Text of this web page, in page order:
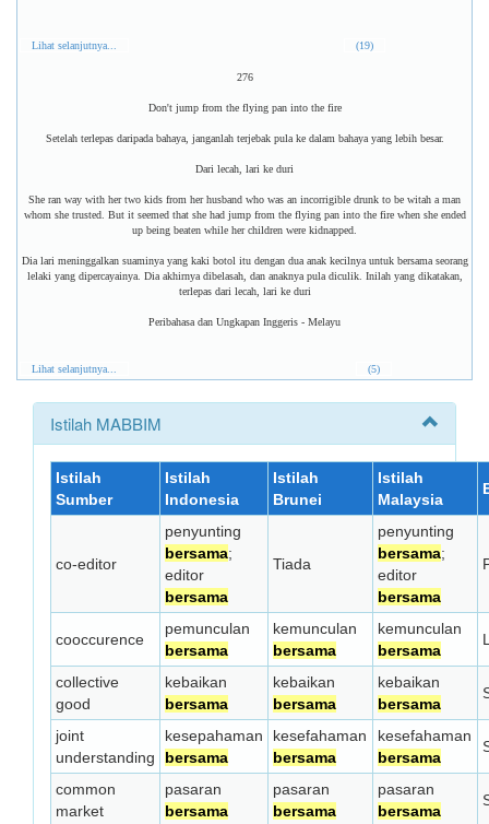
Lihat selanjutnya... (19)
276
Don't jump from the flying pan into the fire
Setelah terlepas daripada bahaya, janganlah terjebak pula ke dalam bahaya yang lebih besar.
Dari lecah, lari ke duri
She ran way with her two kids from her husband who was an incorrigible drunk to be witah a man
whom she trusted. But it seemed that she had jump from the flying pan into the fire when she ended
up being beaten while her children were kidnapped.
Dia lari meninggalkan suaminya yang kaki botol itu dengan dua anak kecilnya untuk bersama seorang
lelaki yang dipercayainya. Dia akhirnya dibelasah, dan anaknya pula diculik. Inilah yang dikatakan,
terlepas dari lecah, lari ke duri
Peribahasa dan Ungkapan Inggeris - Melayu
Lihat selanjutnya... (5)
Istilah MABBIM
Istilah
Sumber
Istilah
Indonesia
Istilah
Brunei
Istilah
Malaysia
co-editor
penyunting
bersama;
editor
bersama
Tiada
penyunting
bersama;
editor
bersama
cooccurence
pemunculan
bersama
kemunculan
bersama
kemunculan
bersama
collective
good
kebaikan
bersama
kebaikan
bersama
kebaikan
bersama
joint
understanding
kesepahaman
bersama
kesefahaman
bersama
kesefahaman
bersama
common
market
pasaran
bersama
pasaran
bersama
pasaran
bersama